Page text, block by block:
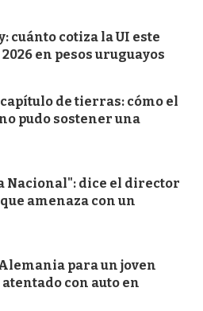
cuánto cotiza la UI este
en pesos uruguayos
de tierras: cómo el
pudo sostener una
Nacional": dice el director
amenaza con un
para un joven
con auto en